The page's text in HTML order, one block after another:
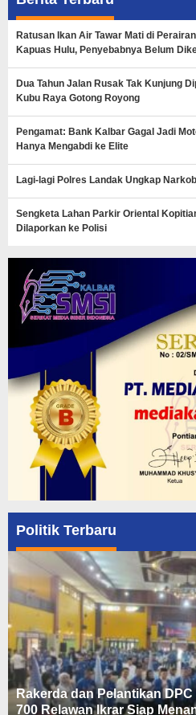
Ratusan Ikan Air Tawar Mati di
Kapuas Hulu, Penyebabnya Belum
Dua Tahun Jalan Rusak Tak Kunjung
Kubu Raya Gotong Royong
Pengamat: Bank Kalbar Gagal Jadi
Hanya Mengabdi ke Elite
Lagi-lagi Polres Landak Ungkap
Sengketa Lahan Parkir Oriental
Dilaporkan ke Polisi
Politik Terbaru
Rakerda dan Pelantikan
700 Relawan Ikrar Siap